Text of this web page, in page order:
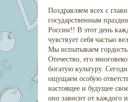
Поздравляем всех с
государственным
России!! В этот день
чувствует себя частью
Мы испытываем гордость
Отечество, его
богатую культуру.
ощущаем особую
настоящее и будущее
оно зависит от каждого